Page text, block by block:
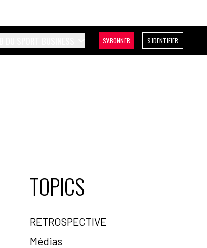
S'ABONNER S'IDENTIFIER
TOPICS
RETROSPECTIVE
Médias